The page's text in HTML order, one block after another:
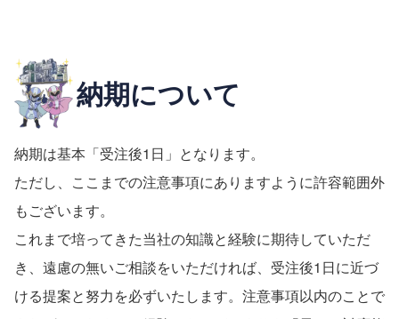
納期について
納期は基本「受注後1日」となります。
ただし、ここまでの注意事項にありますように許容範囲外
もございます。
これまで培ってきた当社の知識と経験に期待していただ
き、遠慮の無いご相談をいただければ、受注後1日に近づ
ける提案と努力を必ずいたします。注意事項以内のことで